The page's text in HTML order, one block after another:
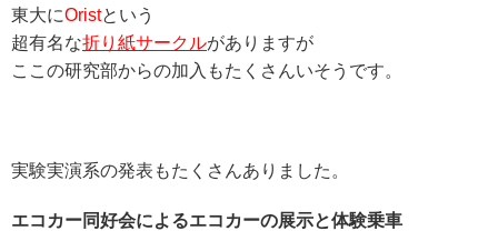
東大にOristという
超有名な折り紙サークルがありますが
ここの研究部からの加入もたくさんいそうです。
実験実演系の発表もたくさんありました。
エコカー同好会によるエコカーの展示と体験乗車